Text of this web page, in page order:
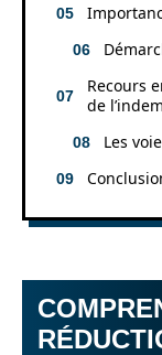
Recours
de
Les